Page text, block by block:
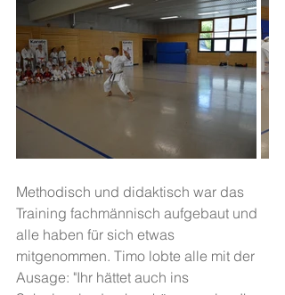
Methodisch und didaktisch war das
Training fachmännisch aufgebaut und
alle haben für sich etwas
mitgenommen. Timo lobte alle mit der
Ausage: "Ihr hättet auch ins